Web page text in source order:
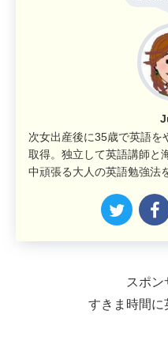
次女出産後に35歳で英語を
取得。独立して英語講師と
中頑張る大人の英語勉強法
スポン
すきま時間に